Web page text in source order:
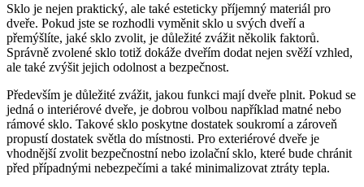
Sklo je nejen ⁣praktický, ale také esteticky příjemný materiál pro
dveře. ⁤Pokud jste se rozhodli vyměnit sklo ⁢u svých dveří a​
přemýšlíte, jaké sklo zvolit, je ​důležité zvážit několik faktorů.
Správně ⁤zvolené sklo⁤ totiž ⁣dokáže dveřím ⁢dodat nejen svěží vzhled,
⁣ale také‍ zvýšit jejich odolnost a bezpečnost.
Především je důležité zvážit, jakou⁣ funkci mají dveře plnit. Pokud se
jedná o interiérové dveře, je ‌dobrou volbou například ⁣matné nebo
rámové⁢ sklo. Takové sklo ‍poskytne dostatek soukromí a zároveň
propustí‍ dostatek světla ⁤do místnosti. Pro exteriérové dveře je
vhodnější zvolit bezpečnostní nebo izolační sklo, které bude chránit
před případnými nebezpečími a také minimalizovat ⁤ztráty tepla.